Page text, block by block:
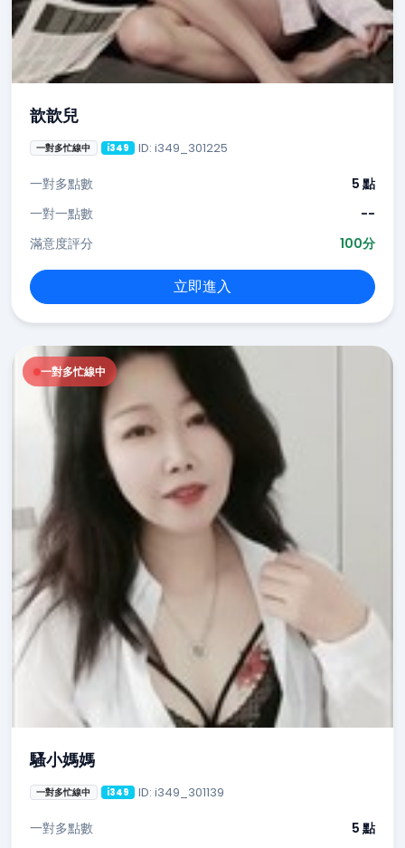
歆歆兒
一對多忙線中 i349 ID: i349_301225
一對多點數
5 點
一對一點數
--
滿意度評分
100分
立即進入
一對多忙線中
騷小媽媽
一對多忙線中 i349 ID: i349_301139
一對多點數 5 點